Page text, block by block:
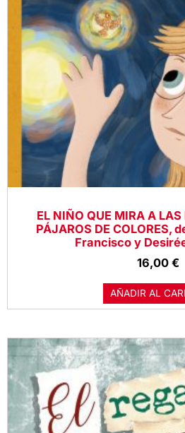
EL NIÑO QUE MIRA A LAS
PÁJAROS DE COLORES,
Francisco y
16,00 €
AÑADIR AL